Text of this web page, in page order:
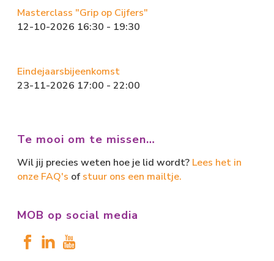
Masterclass "Grip op Cijfers"
12-10-2026 16:30 - 19:30
Eindejaarsbijeenkomst
23-11-2026 17:00 - 22:00
Te mooi om te missen…
Wil jij precies weten hoe je lid wordt? Lees het in
onze FAQ's of stuur ons een mailtje.
MOB op social media